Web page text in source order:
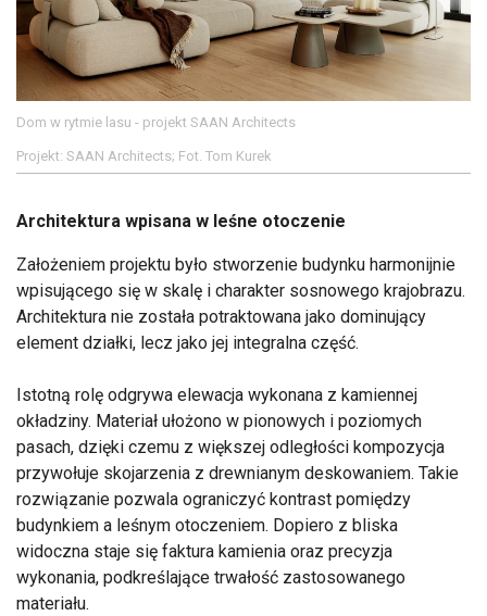
Dom w rytmie lasu - projekt SAAN Architects
Projekt: SAAN Architects; Fot. Tom Kurek
Architektura wpisana w leśne otoczenie
Założeniem projektu było stworzenie budynku harmonijnie
wpisującego się w skalę i charakter sosnowego krajobrazu.
Architektura nie została potraktowana jako dominujący
element działki, lecz jako jej integralna część.
Istotną rolę odgrywa elewacja wykonana z kamiennej
okładziny. Materiał ułożono w pionowych i poziomych
pasach, dzięki czemu z większej odległości kompozycja
przywołuje skojarzenia z drewnianym deskowaniem. Takie
rozwiązanie pozwala ograniczyć kontrast pomiędzy
budynkiem a leśnym otoczeniem. Dopiero z bliska
widoczna staje się faktura kamienia oraz precyzja
wykonania, podkreślające trwałość zastosowanego
materiału.